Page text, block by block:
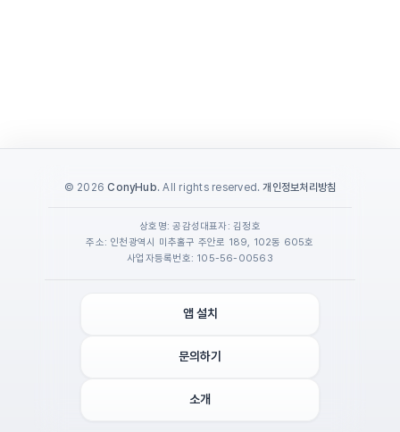
© 2026ConyHub. All rights reserved.개인정보처리방침
상호명: 공감성 대표자: 김정호
주소: 인천광역시 미추홀구 주안로 189, 102동 605호
사업자등록번호: 105-56-00563
앱 설치
문의하기
소개